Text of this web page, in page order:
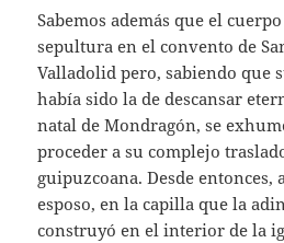
Sabemos además que el
sepultura en el convento de
Valladolid pero, sabiendo que
había sido la de descansar
natal de Mondragón, se
proceder a su complejo
guipuzcoana. Desde
esposo, en la capilla que la
construyó en el interior de la